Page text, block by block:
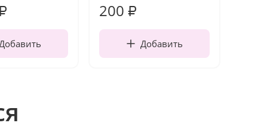
200 ₽
Добавить